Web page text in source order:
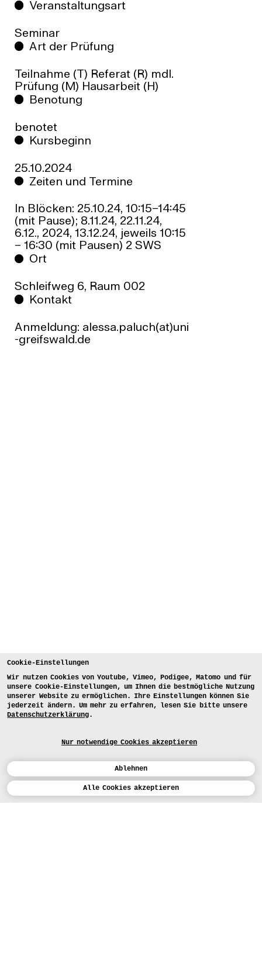
Cookie-Einstellungen
Wir nutzen Cookies von Youtube, Vimeo, Podigee, Matomo und für
unsere Cookie-Einstellungen, um Ihnen die bestmögliche Nutzung
unserer Website zu ermöglichen. Ihre Einstellungen können Sie
jederzeit ändern. Um mehr zu erfahren, lesen Sie bitte unsere
Datenschutzerklärung.
Nur notwendige Cookies akzeptieren
Ablehnen
Alle Cookies akzeptieren
Kalender
Veranstaltungsart
Seminar
Art der Prüfung
Teilnahme (T) Referat (R) mdl.
Prüfung (M) Hausarbeit (H)
Benotung
benotet
Kursbeginn
25.10.2024
Zeiten und Termine
In Blöcken: 25.10.24, 10:15–14:45
(mit Pause); 8.11.24, 22.11.24,
6.12., 2024, 13.12.24, jeweils 10:15
– 16:30 (mit Pausen) 2 SWS
Ort
Schleifweg 6, Raum 002
Kontakt
Anmeldung: alessa.paluch(at)uni
-greifswald.de